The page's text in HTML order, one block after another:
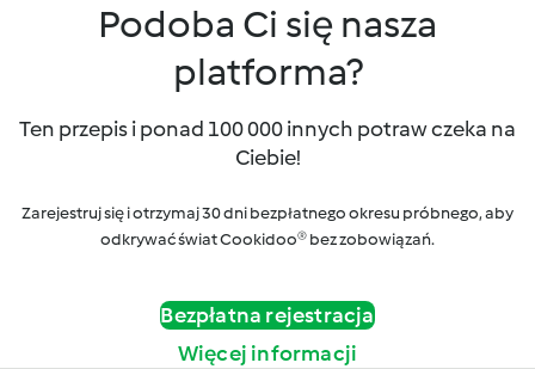
Podoba Ci się nasza
platforma?
Ten przepis i ponad 100 000 innych potraw czeka na
Ciebie!
Zarejestruj się i otrzymaj 30 dni bezpłatnego okresu próbnego, aby
odkrywać świat Cookidoo® bez zobowiązań.
Bezpłatna rejestracja
Więcej informacji